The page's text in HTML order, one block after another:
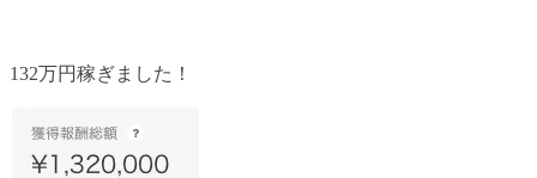
132万円稼ぎました！